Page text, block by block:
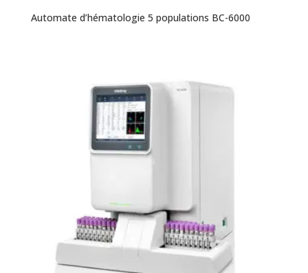
Automate d’hématologie 5 populations BC-6000